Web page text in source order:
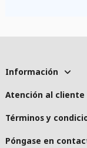
Información
Atención al cliente
Términos y
Póngase en